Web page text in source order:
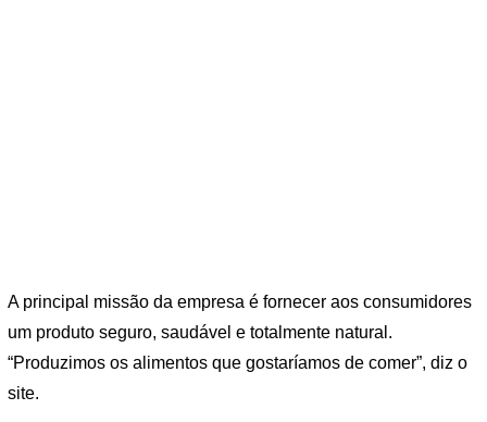
A principal missão da empresa é fornecer aos consumidores
um produto seguro, saudável e totalmente natural.
“Produzimos os alimentos que gostaríamos de comer”, diz o
site.